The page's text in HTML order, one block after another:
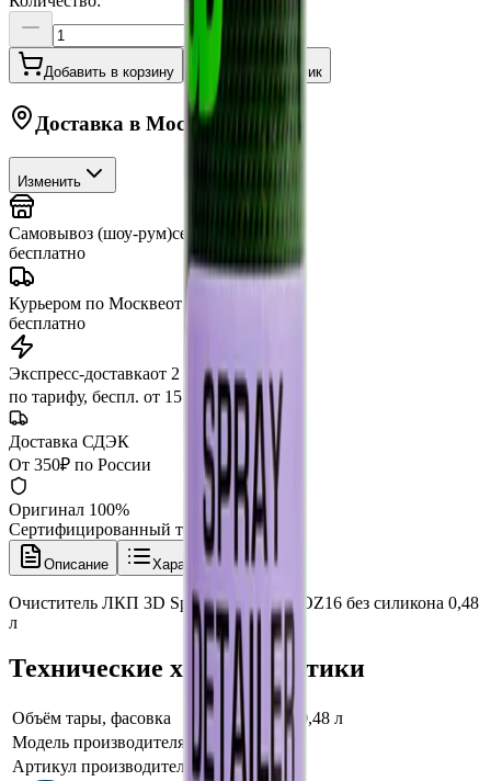
Добавить в корзину Купить в 1 клик
Доставка в Москву
Изменить
Самовывоз (шоу-рум)сегодня
бесплатно
Курьером по Москвеот 3 часов
бесплатно
Экспресс-доставкаот 2 часов
по тарифу, беспл. от 15 000 ₽
Доставка СДЭК
От 350₽ по России
Оригинал 100%
Сертифицированный товар
Описание Характеристики
Очиститель ЛКП 3D Spray Detailer 503OZ16 без силикона 0,48
л
Технические характеристики
Объём тары, фасовка
без силикона 0,48 л
Модель производителя
Spray Detailer
Артикул производителя 503OZ16